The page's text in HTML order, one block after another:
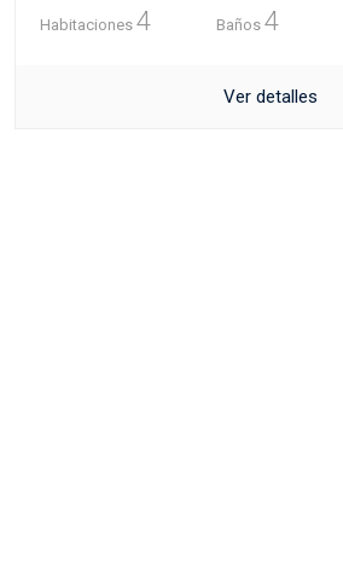
Habitaciones 4 Baños 4
Ver detalles